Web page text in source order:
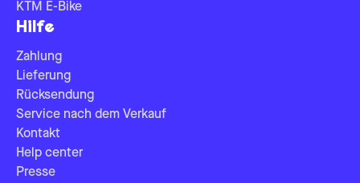
KTM E-Bike
Hilfe
Zahlung
Lieferung
Rücksendung
Service nach dem Verkauf
Kontakt
Help center
Presse